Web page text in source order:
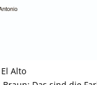
Alto